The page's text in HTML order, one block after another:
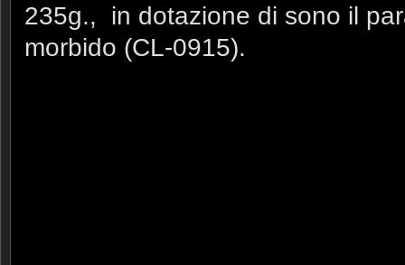
235g., in dotazione di sono il
morbido (CL-0915).